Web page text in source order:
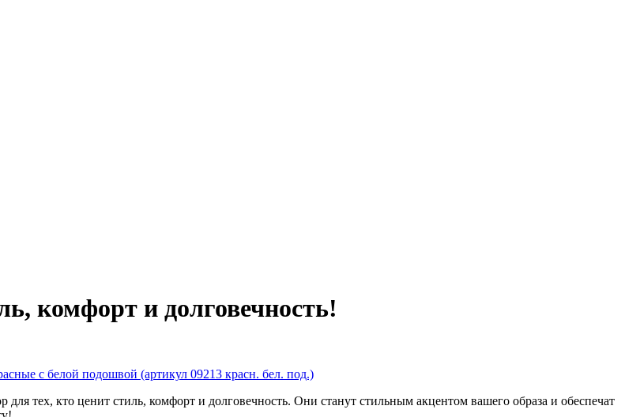
комфорт и долговечность!
с белой подошвой (артикул 09213 красн. бел. под.)
тех, кто ценит стиль, комфорт и долговечность. Они станут стильным акцентом вашего образа и обеспечат